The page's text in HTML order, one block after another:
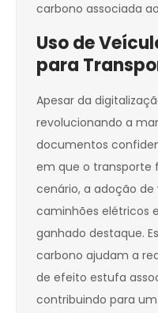
carbono associada
Uso de
para
Apesar da
revolucionando a
documentos
em que o transporte
cenário, a adoção
caminhões elétricos
ganhado destaque.
carbono ajudam a
de efeito estufa
contribuindo para